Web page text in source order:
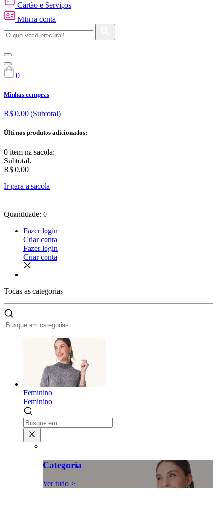
Cartão e Serviços
Minha conta
0
Minhas compras
R$ 0,00 (Subtotal)
Últimos produtos adicionados:
0 item na sacola:
Subtotal:
R$ 0,00
Ir para a sacola
Quantidade: 0
Fazer login
Criar conta
Fazer login
Criar conta
Todas as categorias
Feminino
Feminino
Categoria
Ver tudo >